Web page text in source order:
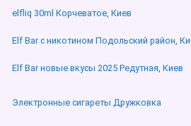
elfliq 30ml Корчеватое, Киев
Elf Bar с никотином Подольский район,
Elf Bar новые вкусы 2025 Редутная, Киев
Электронные сигареты Дружковка